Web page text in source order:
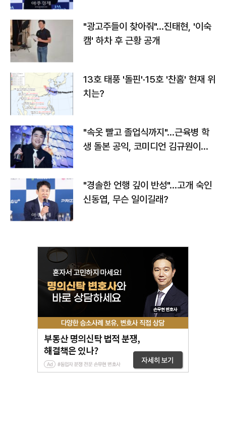
"광고주들이 찾아줘"…진태현, '이숙
캠' 하차 후 근황 공개
13호 태풍 '돌핀'·15호 '찬홈' 현재 위
치는?
"속옷 빨고 졸업식까지"…근육병 학
생 돌본 공익, 코미디언 김규원이었
"경솔한 언행 깊이 반성"…고개 숙인
신동엽, 무슨 일이길래?